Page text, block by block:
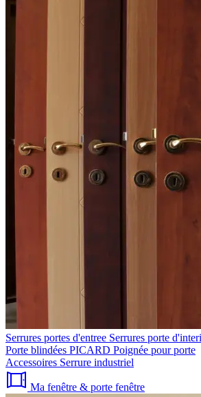
Serrures portes d'entree Serrures porte
Porte blindées PICARD Poignée pour porte
Accessoires Serrure industriel
Ma fenêtre & porte fenêtre